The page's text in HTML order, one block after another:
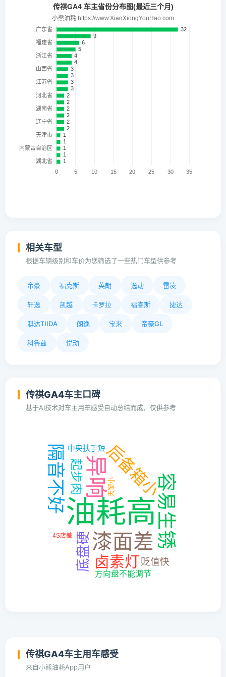
相关车型
根据车辆级别和车价为您筛选了一些热门车型供参考
帝豪 福克斯 英朗 逸动 雷凌
轩逸 凯越 卡罗拉 福睿斯 捷达
骐达TIIDA 朗逸 宝来 帝豪GL
科鲁兹 悦动
传祺GA4车主口碑
基于AI技术对车主用车感受自动总结而成，仅供参考
传祺GA4车主用车感受
来自小熊油耗App用户